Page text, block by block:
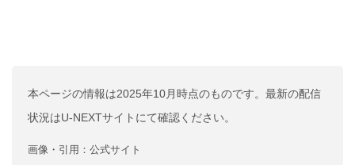
本ページの情報は2025年10月時点のものです。最新の配信
状況はU-NEXTサイトにて確認ください。
画像・引用：公式サイト